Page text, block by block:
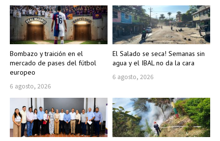
Bombazo y traición en el
mercado de pases del fútbol
europeo
6 agosto, 2026
El Salado se seca! Semanas sin
agua y el IBAL no da la cara
6 agosto, 2026